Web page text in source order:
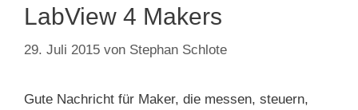
LabView 4 Makers
29. Juli 2015 von Stephan Schlote
Gute Nachricht für Maker, die messen, steuern,